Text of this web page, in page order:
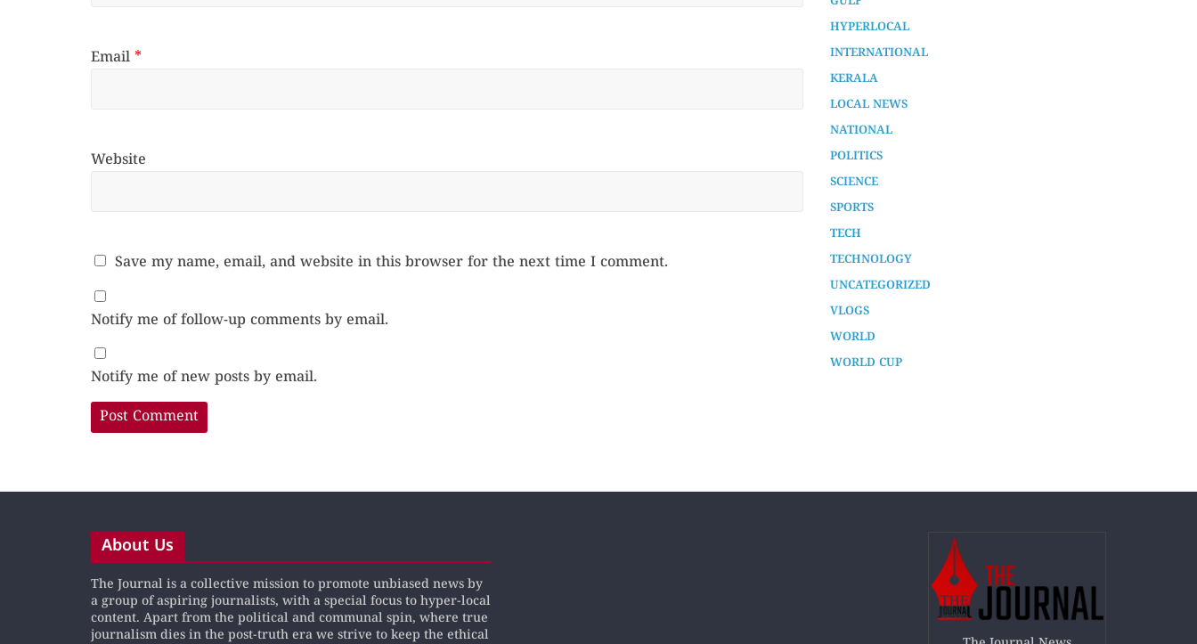
Email *
Website
Save my name, email, and website in this browser for the next time I comment.
Notify me of follow-up comments by email.
Notify me of new posts by email.
KERALA
LOCAL NEWS
NATIONAL
POLITICS
SCIENCE
SPORTS
TECH
TECHNOLOGY
UNCATEGORIZED
VLOGS
WORLD
WORLD CUP
About Us
The Journal is a collective mission to promote unbiased news by
a group of aspiring journalists, with a special focus to hyper-local
content. Apart from the political and communal spin, where true
journalism dies in the post-truth era we strive to keep the ethical